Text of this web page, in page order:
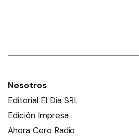
Nosotros
Editorial El Dia SRL
Edición Impresa
Ahora Cero Radio